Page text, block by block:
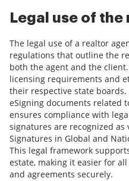
Legal use of
The legal use of a realtor
regulations that outline the
both the agent and the
licensing requirements and
their respective state
eSigning documents related
ensures compliance with
signatures are recognized
Signatures in Global and
This legal framework
estate, making it easier for
and agreements securely.